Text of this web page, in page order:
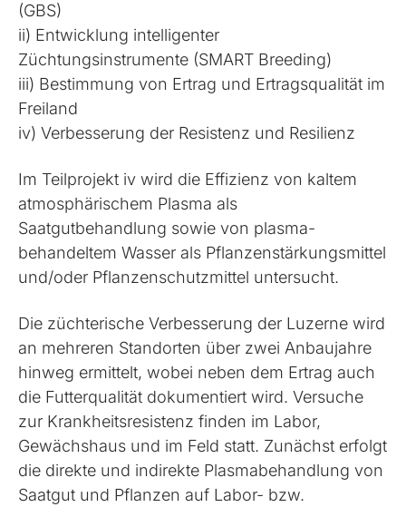
(GBS)
ii) Entwicklung intelligenter
Züchtungsinstrumente (SMART Breeding)
iii) Bestimmung von Ertrag und Ertragsqualität im
Freiland
iv) Verbesserung der Resistenz und Resilienz
Im Teilprojekt iv wird die Effizienz von kaltem
atmosphärischem Plasma als
Saatgutbehandlung sowie von plasma­
behandeltem Wasser als Pflanzenstärkungsmittel
und/oder Pflanzenschutzmittel untersucht.
Die züchterische Verbesserung der Luzerne wird
an mehreren Standorten über zwei Anbaujahre
hinweg ermittelt, wobei neben dem Ertrag auch
die Futterqualität dokumentiert wird. Versuche
zur Krankheitsresistenz finden im Labor,
Gewächshaus und im Feld statt. Zunächst erfolgt
die direkte und indirekte Plasmabehandlung von
Saatgut und Pflanzen auf Labor- bzw.